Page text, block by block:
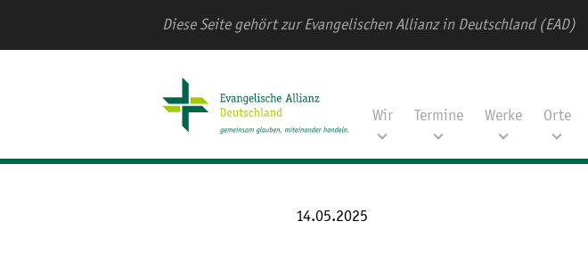
Diese Seite gehört zur Evangelischen Allianz in Deutschland (EAD)
Wir Termine Werke Orte
14.05.2025